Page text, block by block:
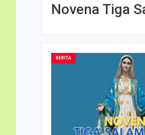
Novena Tiga
BERITA